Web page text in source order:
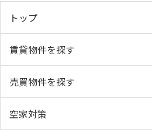
トップ
賃貸物件を探す
売買物件を探す
空家対策